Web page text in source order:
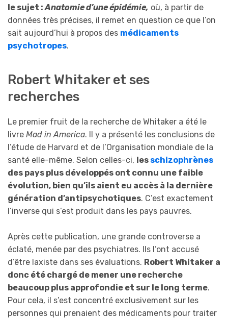
le sujet :Anatomie d’une épidémie, où, à partir de
données très précises, il remet en question ce que l’on
sait aujourd’hui à propos des médicaments
psychotropes.
Robert Whitaker et ses
recherches
Le premier fruit de la recherche de Whitaker a été le
livre Mad in America. Il y a présenté les conclusions de
l’étude de Harvard et de l’Organisation mondiale de la
santé elle-même. Selon celles-ci, les schizophrènes
des pays plus développés ont connu une faible
évolution, bien qu’ils aient eu accès à la dernière
génération d’antipsychotiques. C’est exactement
l’inverse qui s’est produit dans les pays pauvres.
Après cette publication, une grande controverse a
éclaté, menée par des psychiatres. Ils l’ont accusé
d’être laxiste dans ses évaluations. Robert Whitaker a
donc été chargé de mener une recherche
beaucoup plus approfondie et sur le long terme.
Pour cela, il s’est concentré exclusivement sur les
personnes qui prenaient des médicaments pour traiter